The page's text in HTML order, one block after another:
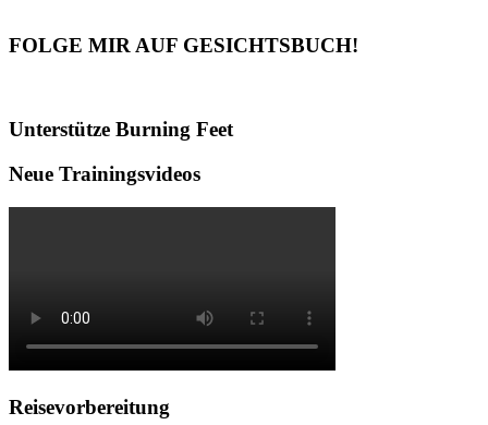
FOLGE MIR AUF GESICHTSBUCH!
Unterstütze Burning Feet
Neue Trainingsvideos
Reisevorbereitung